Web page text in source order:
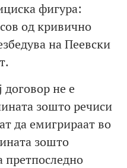
фигура:
од кривично
на Пеевски
договор не е
зошто речиси
да емигрираат во
зошто
претпоследно